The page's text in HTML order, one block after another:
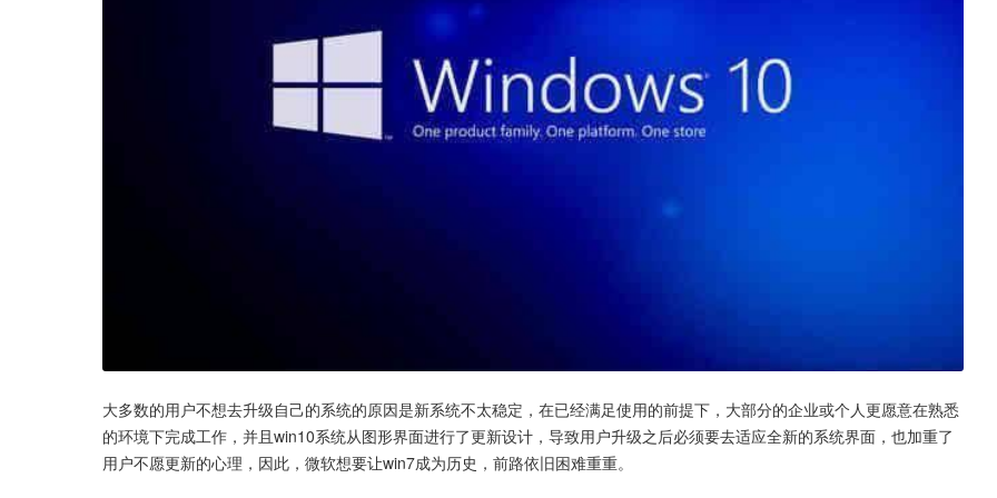
大多数的用户不想去升级自己的系统的原因是新系统不太稳定，在已经满足使用的前提下，大部分的企业或个人更愿意在熟悉
的环境下完成工作，并且win10系统从图形界面进行了更新设计，导致用户升级之后必须要去适应全新的系统界面，也加重了
用户不愿更新的心理，因此，微软想要让win7成为历史，前路依旧困难重重。